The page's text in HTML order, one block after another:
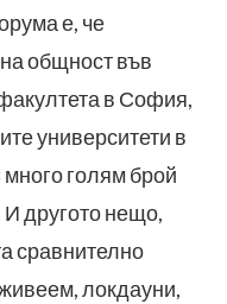
е, че
общност във
в София,
университети в
голям брой
другото нещо,
сравнително
локдауни,